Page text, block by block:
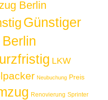
Berlin
Günstiger
LKW
Neubuchung Preis
Renovierung Sprinter